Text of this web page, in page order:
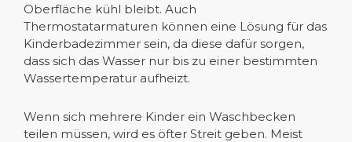
Oberfläche kühl bleibt. Auch
Thermostatarmaturen können eine Lösung für das
Kinderbadezimmer sein, da diese dafür sorgen,
dass sich das Wasser nur bis zu einer bestimmten
Wassertemperatur aufheizt.
Wenn sich mehrere Kinder ein Waschbecken
teilen müssen, wird es öfter Streit geben. Meist